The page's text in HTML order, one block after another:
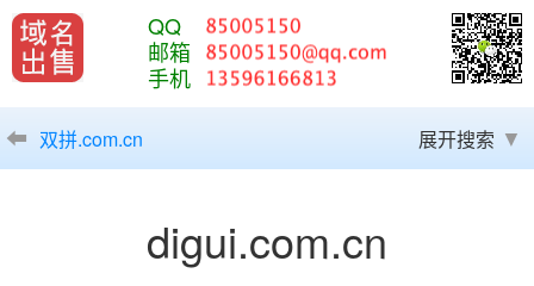
QQ
邮箱
手机
双拼.com.cn 展开搜索
digui.com.cn